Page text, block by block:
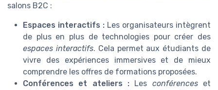
salons B2C :
Espaces interactifs : Les organisateurs intègrent
de plus en plus de technologies pour créer des
espaces interactifs. Cela permet aux étudiants de
vivre des expériences immersives et de mieux
comprendre les offres de formations proposées.
Conférences et ateliers : Les conférenceset